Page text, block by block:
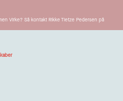
Virke? Så kontakt Rikke Tietze Pedersen på